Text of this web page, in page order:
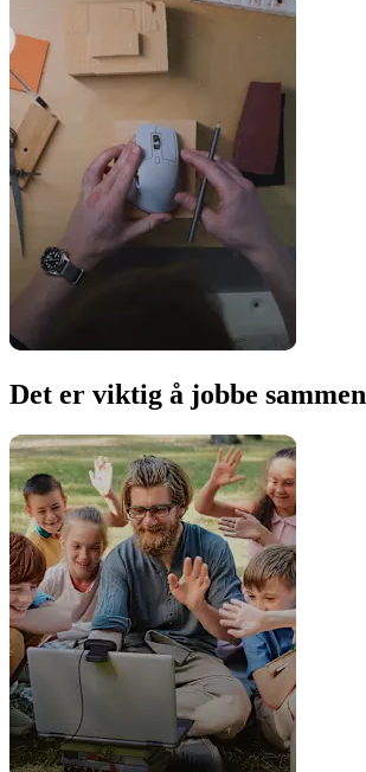
Det er viktig å jobbe sammen